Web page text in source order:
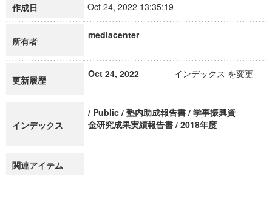
作成日 Oct 24, 2022 13:35:19
所有者
mediacenter
更新履歴
Oct 24, 2022 インデックス を変更
インデックス
/ Public / 塾内助成報告書 / 学事振興資
金研究成果実績報告書 / 2018年度
関連アイテム